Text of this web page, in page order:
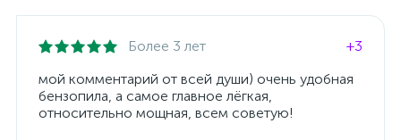
Более 3 лет
+3
мой комментарий от всей души) очень удобная
бензопила, а самое главное лёгкая,
относительно мощная, всем советую!